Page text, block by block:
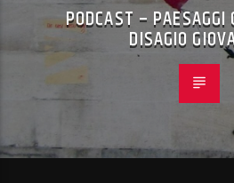
PODCAST –
DISAGIO